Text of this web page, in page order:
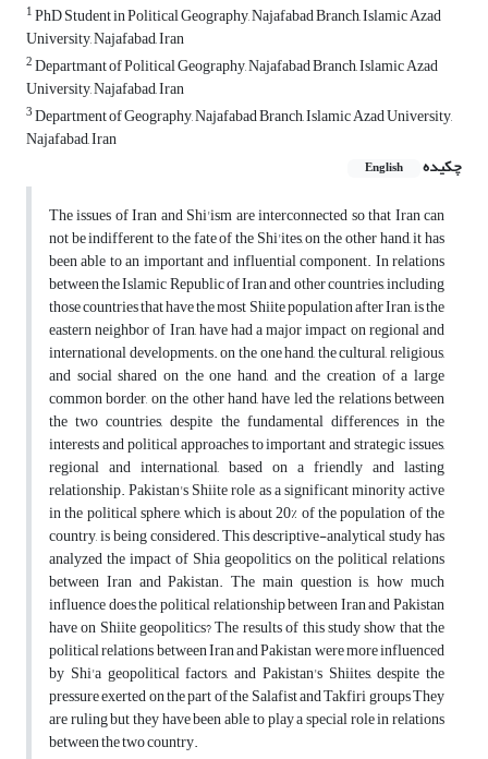
1PhD Student in Political Geography, Najafabad Branch, Islamic Azad
University, Najafabad, Iran
2Departmant of Political Geography, Najafabad Branch, Islamic Azad
University, Najafabad, Iran
3Department of Geography, Najafabad Branch, Islamic Azad University,
Najafabad, Iran
چکیده
English
The issues of Iran and Shi'ism are interconnected so that Iran can
not be indifferent to the fate of the Shi'ites, on the other hand, it has
been able to an important and influential component. In relations
between the Islamic Republic of Iran and other countries, including
those countries that have the most Shiite population after Iran, is the
eastern neighbor of Iran, have had a major impact on regional and
international developments. on the one hand, the cultural, religious,
and social shared on the one hand, and the creation of a large
common border, on the other hand, have led the relations between
the two countries, despite the fundamental differences in the
interests and political approaches to important and strategic issues,
regional and international, based on a friendly and lasting
relationship. Pakistan's Shiite role as a significant minority active
in the political sphere, which is about 20% of the population of the
country, is being considered. This descriptive-analytical study has
analyzed the impact of Shia geopolitics on the political relations
between Iran and Pakistan. The main question is, how much
influence does the political relationship between Iran and Pakistan
have on Shiite geopolitics? The results of this study show that the
political relations between Iran and Pakistan were more influenced
by Shi'a geopolitical factors, and Pakistan's Shiites, despite the
pressure exerted on the part of the Salafist and Takfiri groups They
are ruling but they have been able to play a special role in relations
between the two country.